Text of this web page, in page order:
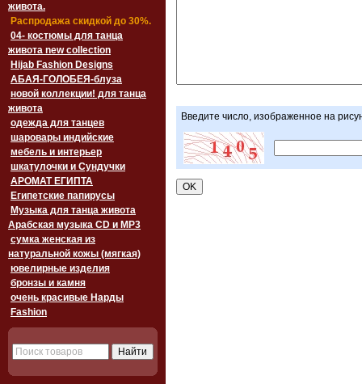
живота.
Распродажа скидкой до 30%.
04- костюмы для танца
живота new collection
Hijab Fashion Designs
АБАЯ-ГОЛОБЕЯ-блуза
новой коллекции! для танца
живота
одежда для танцев
шаровары индийские
мебель и интерьер
шкатулочки и Сундучки
АРОМАТ ЕГИПТА
Египетские папирусы
Музыка для танца живота
Арабская музыка CD и MP3
сумка женская из
натуральной кожы (мягкая)
ювелирные изделия
бронзы и камня
очень красивые Нарды
Fashion
Введите число, изображенное на